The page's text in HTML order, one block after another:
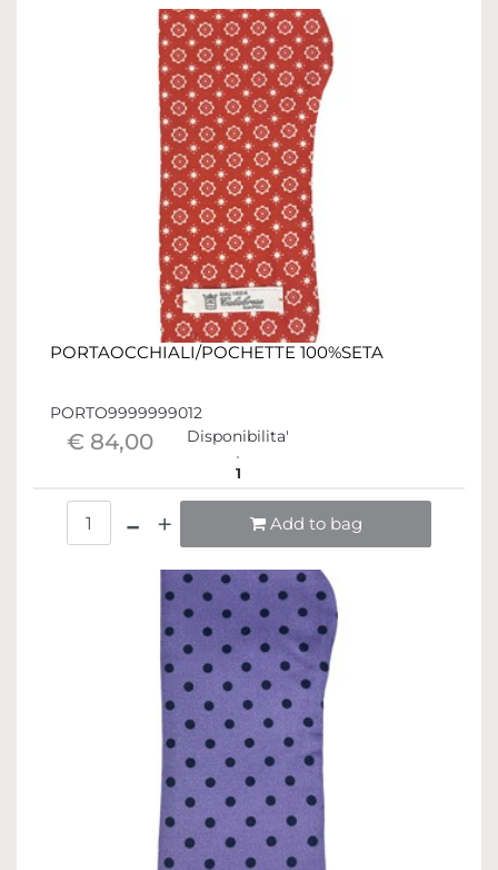
PORTAOCCHIALI/POCHETTE 100%SETA
PORTO9999999012
€ 84,00 Disponibilita'
1
Add to bag